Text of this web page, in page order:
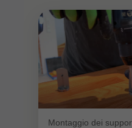
Montaggio dei